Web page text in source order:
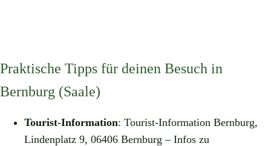
Praktische Tipps für deinen Besuch in
Bernburg (Saale)
Tourist-Information: Tourist-Information Bernburg,
Lindenplatz 9, 06406 Bernburg – Infos zu